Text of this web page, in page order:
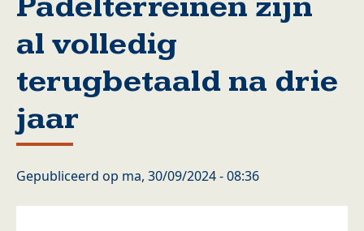
al volledig
terugbetaald na drie
jaar
Gepubliceerd op ma, 30/09/2024 - 08:36